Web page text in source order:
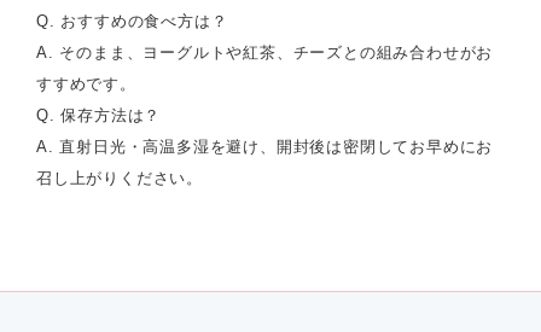
Q. おすすめの食べ方は？
A. そのまま、ヨーグルトや紅茶、チーズとの組み合わせがお
すすめです。
Q. 保存方法は？
A. 直射日光・高温多湿を避け、開封後は密閉してお早めにお
召し上がりください。